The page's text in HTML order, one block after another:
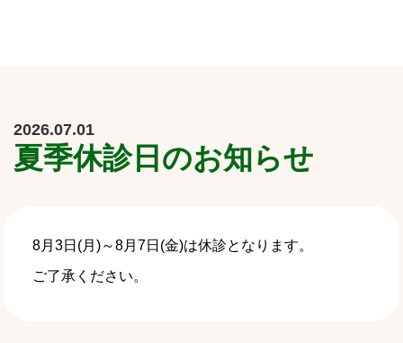
2026.07.01
夏季休診日のお知らせ
8月3日(月)～8月7日(金)は休診となります。
ご了承ください。